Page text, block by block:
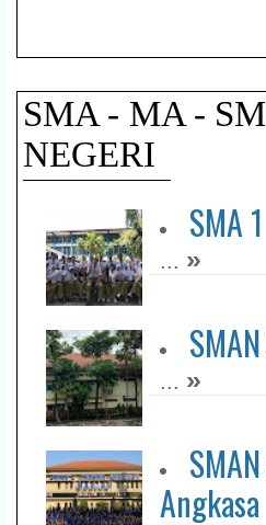
SMA - MA -
NEGERI
SMA 1
... »
... »
Angkasa